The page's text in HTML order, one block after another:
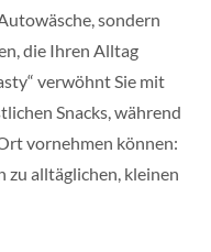
sondern
die Ihren Alltag
verwöhnt Sie mit
Snacks, während
vornehmen können:
zu alltäglichen, kleinen